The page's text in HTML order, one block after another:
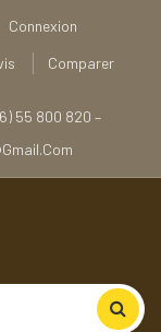
Connexion
Comparer
55 800 820 –